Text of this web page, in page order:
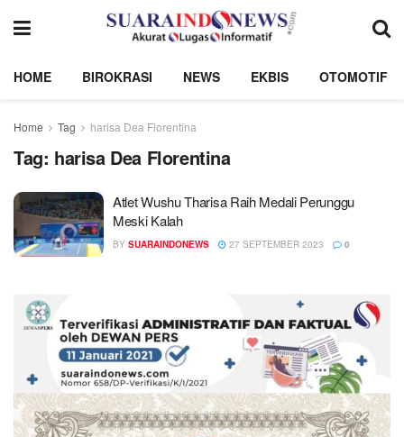
HOME BIROKRASI NEWS EKBIS OTOMOTIF
Home Tag harisa Dea Florentina
Tag: harisa Dea Florentina
Atlet Wushu Tharisa Raih Medali Perunggu
Meski Kalah
BY SUARAINDONEWS 27 SEPTEMBER 2023 0